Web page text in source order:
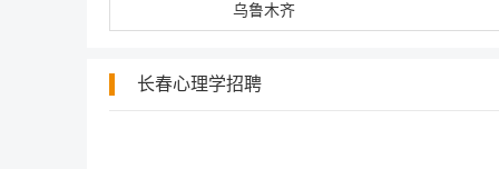
乌鲁木齐
长春心理学招聘